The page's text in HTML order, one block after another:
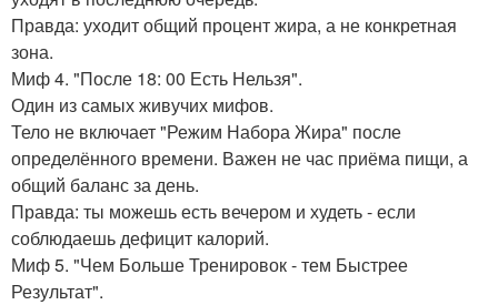
Правда: уходит общий процент жира, а не конкретная
зона.
Миф 4. "После 18: 00 Есть Нельзя".
Один из самых живучих мифов.
Тело не включает "Режим Набора Жира" после
определённого времени. Важен не час приёма пищи, а
общий баланс за день.
Правда: ты можешь есть вечером и худеть - если
соблюдаешь дефицит калорий.
Миф 5. "Чем Больше Тренировок - тем Быстрее
Результат".